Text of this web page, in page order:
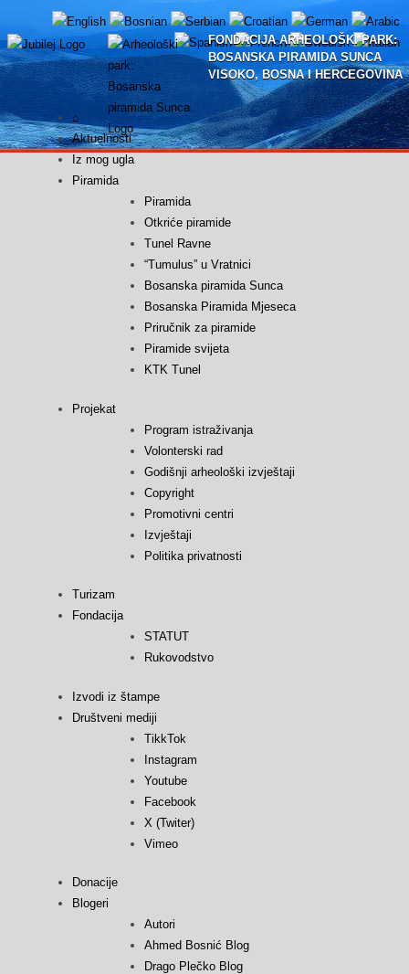
to
content
FONDACIJA ARHEOLOŠKI PARK:
BOSANSKA PIRAMIDA SUNCA
VISOKO, BOSNA I HERCEGOVINA
⌂
Aktuelnosti
Iz mog ugla
Piramida
Piramida
Otkriće piramide
Tunel Ravne
“Tumulus” u Vratnici
Bosanska piramida Sunca
Bosanska Piramida Mjeseca
Priručnik za piramide
Piramide svijeta
KTK Tunel
Projekat
Program istraživanja
Volonterski rad
Godišnji arheološki izvještaji
Copyright
Promotivni centri
Izvještaji
Politika privatnosti
Turizam
Fondacija
STATUT
Rukovodstvo
Izvodi iz štampe
Društveni mediji
TikkTok
Instagram
Youtube
Facebook
X (Twiter)
Vimeo
Donacije
Blogeri
Autori
Ahmed Bosnić Blog
Drago Plečko Blog